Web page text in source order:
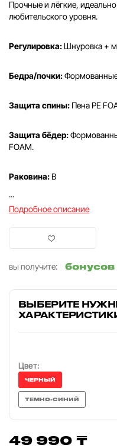
Прочные и лёгкие,
любительского уровня.
Регулировка:Шнуровка +
Бедра/почки:Формованные
Защита спины: Пена PE
Защита бёдер:
FOAM.
Раковина:В
...
Подробное описание
вы получите:
бонусов
ВЫБЕРИТЕ
Цвет:
ЧЕРНЫЙ
ТЕМНО-СИНИЙ
49 990 ₸